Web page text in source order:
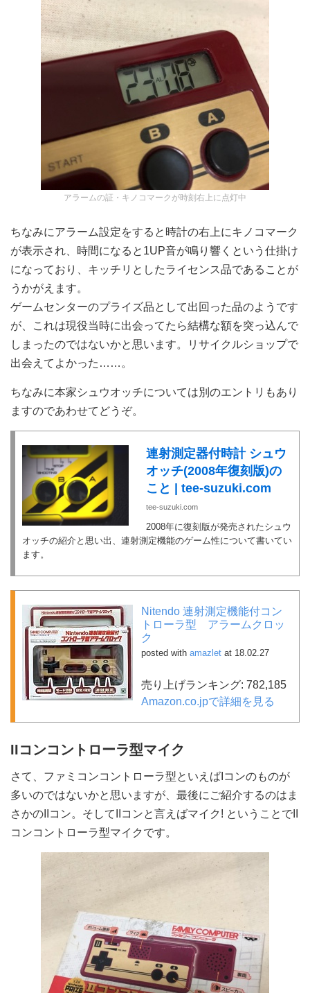
アラームの証・キノコマークが時刻右上に点灯中
ちなみにアラーム設定をすると時計の右上にキノコマーク
が表示され、時間になると1UP音が鳴り響くという仕掛け
になっており、キッチリとしたライセンス品であることが
うかがえます。
ゲームセンターのプライズ品として出回った品のようです
が、これは現役当時に出会ってたら結構な額を突っ込んで
しまったのではないかと思います。リサイクルショップで
出会えてよかった……。
ちなみに本家シュウオッチについては別のエントリもあり
ますのであわせてどうぞ。
連射測定器付時計 シュウ
オッチ(2008年復刻版)の
こと | tee-suzuki.com
tee-suzuki.com
2008年に復刻版が発売されたシュウ
オッチの紹介と思い出、連射測定機能のゲーム性について書いてい
ます。
Nitendo 連射測定機能付コン
トローラ型 アラームクロッ
ク
posted with amazlet at 18.02.27
売り上げランキング: 782,185
Amazon.co.jpで詳細を見る
IIコンコントローラ型マイク
さて、ファミコンコントローラ型といえばIコンのものが
多いのではないかと思いますが、最後にご紹介するのはま
さかのIIコン。そしてIIコンと言えばマイク! ということでII
コンコントローラ型マイクです。